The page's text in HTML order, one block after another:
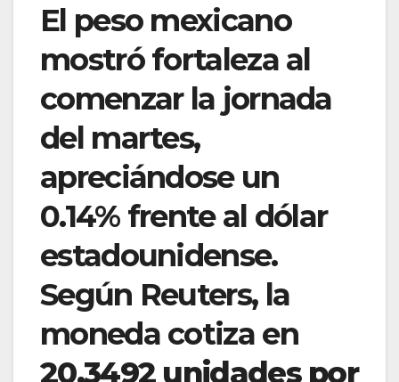
El peso mexicano
mostró fortaleza al
comenzar la jornada
del martes,
apreciándose un
0.14% frente al dólar
estadounidense.
Según Reuters, la
moneda cotiza en
20.3492 unidades por